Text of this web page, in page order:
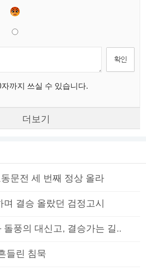
까지 쓰실 수 있습니다.
더보기
문전 세 번째 정상 올라
결승 올랐던 검정고시
돌풍의 대신고, 결승가는 길..
들린 침묵